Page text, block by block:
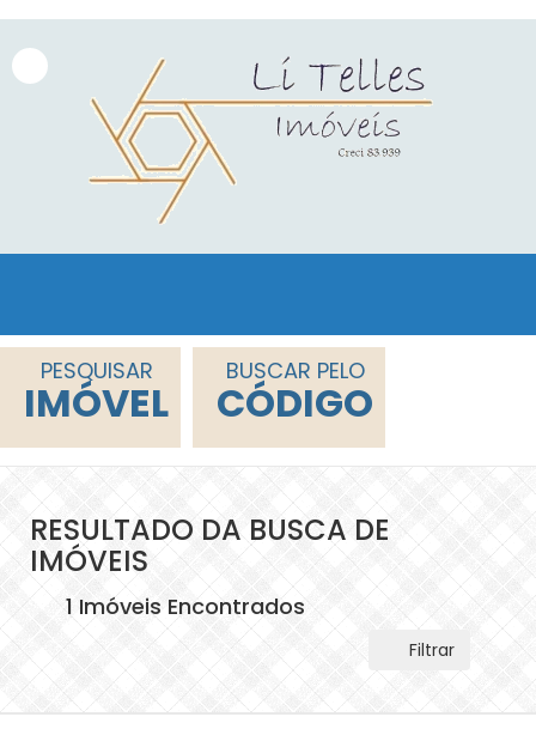
PESQUISAR
IMÓVEL
BUSCAR PELO
CÓDIGO
RESULTADO DA BUSCA DE
IMÓVEIS
1 Imóveis Encontrados
Filtrar